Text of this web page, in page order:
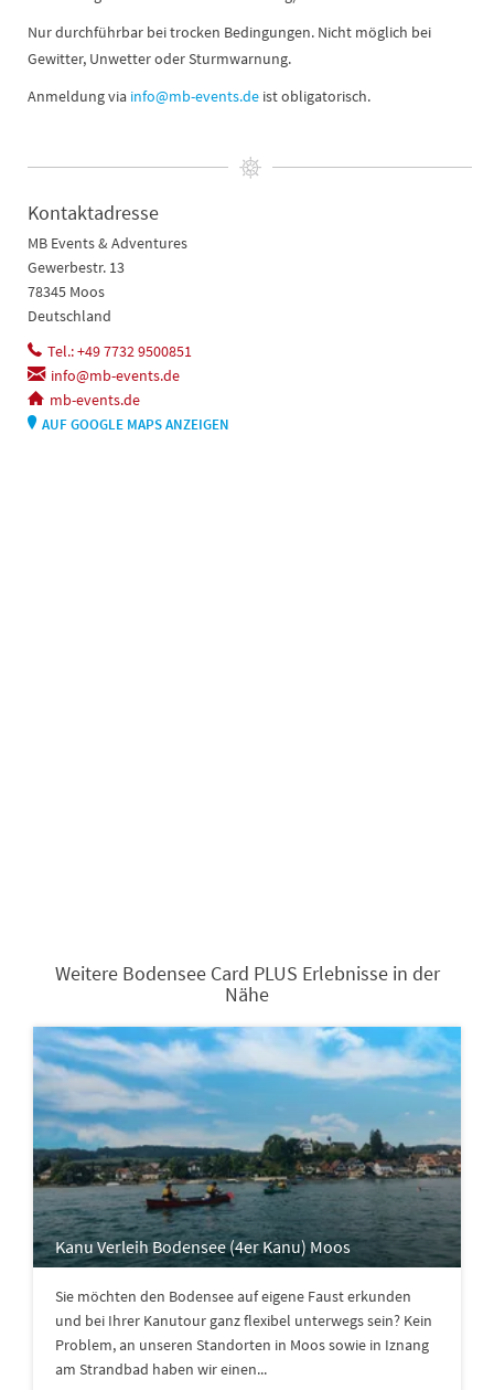
Nur durchführbar bei trocken Bedingungen. Nicht möglich bei
Gewitter, Unwetter oder Sturmwarnung.
Anmeldung via info@mb-events.de ist obligatorisch.
Kontaktadresse
MB Events & Adventures
Gewerbestr. 13
78345 Moos
Deutschland
Tel.: +49 7732 9500851
info@mb-events.de
mb-events.de
AUF GOOGLE MAPS ANZEIGEN
Weitere Bodensee Card PLUS Erlebnisse in der
Nähe
Kanu Verleih Bodensee (4er Kanu) Moos
Sie möchten den Bodensee auf eigene Faust erkunden
und bei Ihrer Kanutour ganz flexibel unterwegs sein? Kein
Problem, an unseren Standorten in Moos sowie in Iznang
am Strandbad haben wir einen...